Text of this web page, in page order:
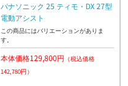
パナソニック 25 ティモ・DX 27型
電動アシスト
この商品にはバリエーションがありま
す。
本体価格129,800円 （税込価格
142,780円）